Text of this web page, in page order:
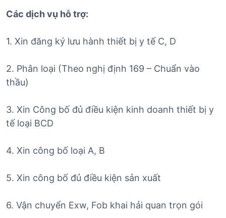
Các dịch vụ hỗ trợ:
1. Xin đăng ký lưu hành thiết bị y tế C, D
2. Phân loại (Theo nghị định 169 – Chuẩn vào
thầu)
3. Xin Công bố đủ điều kiện kinh doanh thiết bị y
tế loại BCD
4. Xin công bố loại A, B
5. Xin công bố đủ điều kiện sản xuất
6. Vận chuyển Exw, Fob khai hải quan trọn gói